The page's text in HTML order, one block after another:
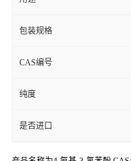
包装规格
CAS编号
纯度
是否进口